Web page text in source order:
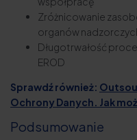
Zróżnicowanie
organów
Długotrwałość
EROD
Sprawdź również:
Ochrony Danych. Jak
Podsumowanie